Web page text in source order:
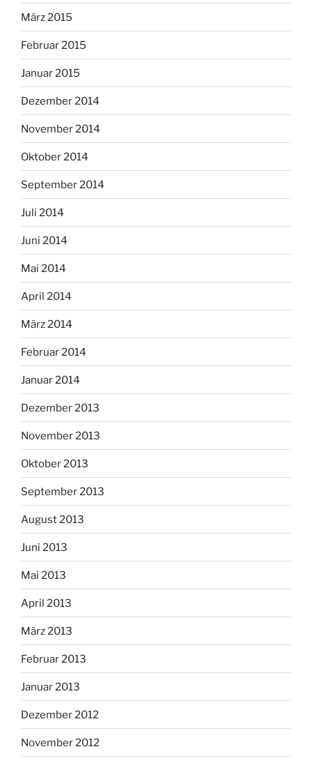
März 2015
Februar 2015
Januar 2015
Dezember 2014
November 2014
Oktober 2014
September 2014
Juli 2014
Juni 2014
Mai 2014
April 2014
März 2014
Februar 2014
Januar 2014
Dezember 2013
November 2013
Oktober 2013
September 2013
August 2013
Juni 2013
Mai 2013
April 2013
März 2013
Februar 2013
Januar 2013
Dezember 2012
November 2012